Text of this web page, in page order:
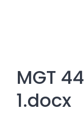
MGT
1.docx